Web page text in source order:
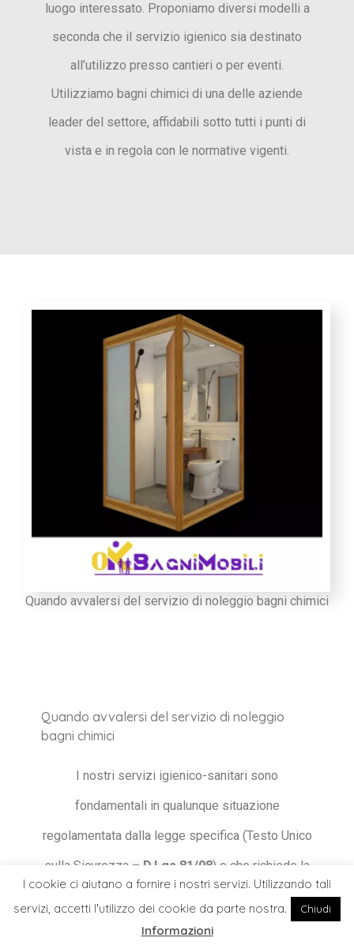
luogo interessato. Proponiamo diversi modelli a
seconda che il servizio igienico sia destinato
all’utilizzo presso cantieri o per eventi.
Utilizziamo bagni chimici di una delle aziende
leader del settore, affidabili sotto tutti i punti di
vista e in regola con le normative vigenti.
Quando avvalersi del servizio di noleggio
bagni chimici
I nostri servizi igienico-sanitari sono
fondamentali in qualunque situazione
regolamentata dalla legge specifica (Testo Unico
sulla Sicurezza – D.Lgs 81/08) e che richiede la
presenza di bagni chimici non permanenti, sia per
lunghi periodi – come nel caso dei cantieri e
Quando avvalersi del servizio di noleggio bagni chimici
I cookie ci aiutano a fornire i nostri servizi. Utilizzando tali
servizi, accetti l'utilizzo dei cookie da parte nostra.
Chiudi
Informazioni